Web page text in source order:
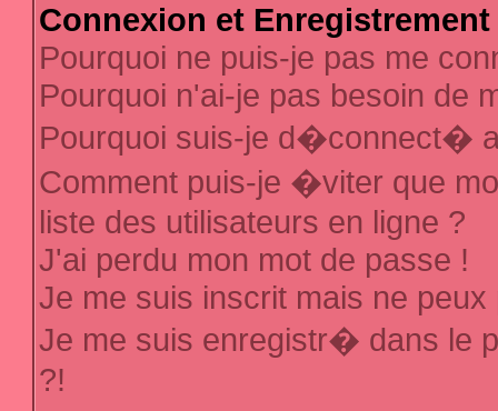
Connexion et Enregistrement
Pourquoi ne puis-je pas me
Pourquoi n'ai-je pas besoin de
Pourquoi suis-je d�connect�
Comment puis-je �viter que
liste des utilisateurs en ligne ?
J'ai perdu mon mot de passe !
Je me suis inscrit mais ne
Je me suis enregistr� dans le
?!